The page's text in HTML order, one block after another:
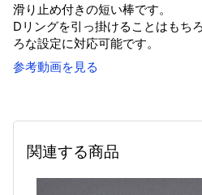
滑り止め付きの短い棒です。
Dリングを引っ掛けることはもち
ろな設定に対応可能です。
参考動画を見る
関連する商品